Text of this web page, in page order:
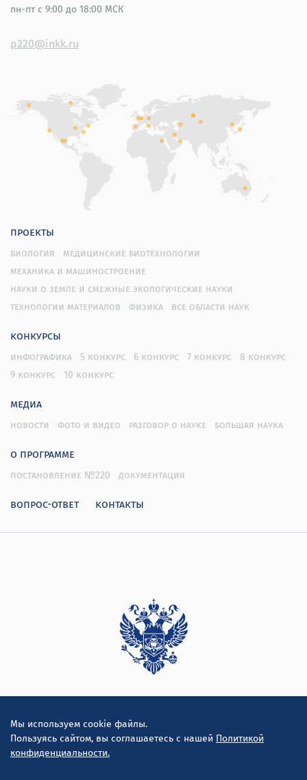
Мы используем cookie файлы.
Пользуясь сайтом, вы соглашаетесь с нашей Политикой
конфиденциальности.
пн-пт с 9:00 до 18:00 МСК
p220@inkk.ru
проекты
биология
медицинские биотехнологии
механика и машиностроение
науки о земле и смежные экологические науки
технологии материалов
физика все области наук
конкурсы
инфографика 5 конкурс 6 конкурс 7 конкурс
8 конкурс
9 конкурс
10 конкурс
медиа
новости фото и видео разговор о науке большая наука
о программе
постановление №220 документация
вопрос-ответ контакты